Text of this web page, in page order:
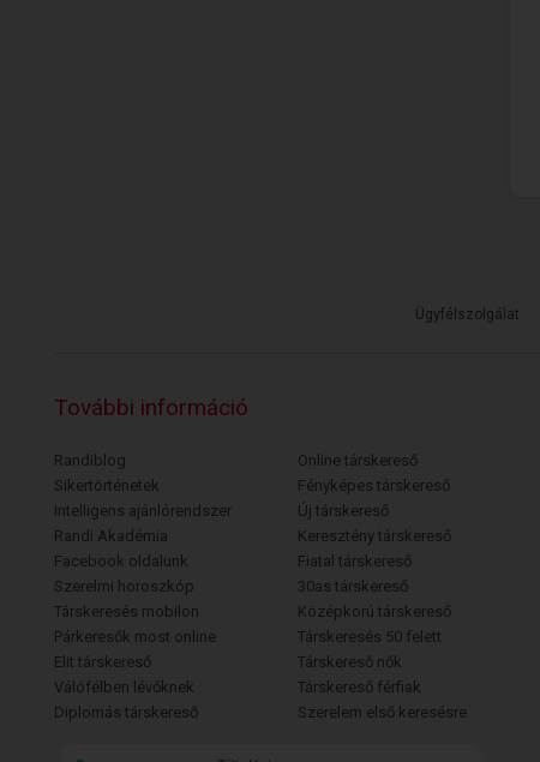
Ügyfélszolgálat
További információ
Randiblog
Sikertörténetek
Intelligens ajánlórendszer
Randi Akadémia
Facebook oldalunk
Szerelmi horoszkóp
Társkeresés mobilon
Párkeresők most online
Elit társkereső
Válófélben lévőknek
Diplomás társkereső
Online társkereső
Fényképes társkereső
Új társkereső
Keresztény társkereső
Fiatal társkereső
30as társkereső
Középkorú társkereső
Társkeresés 50 felett
Társkereső nők
Társkereső férfiak
Szerelem első keresésre